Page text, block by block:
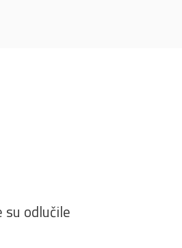
odlučile